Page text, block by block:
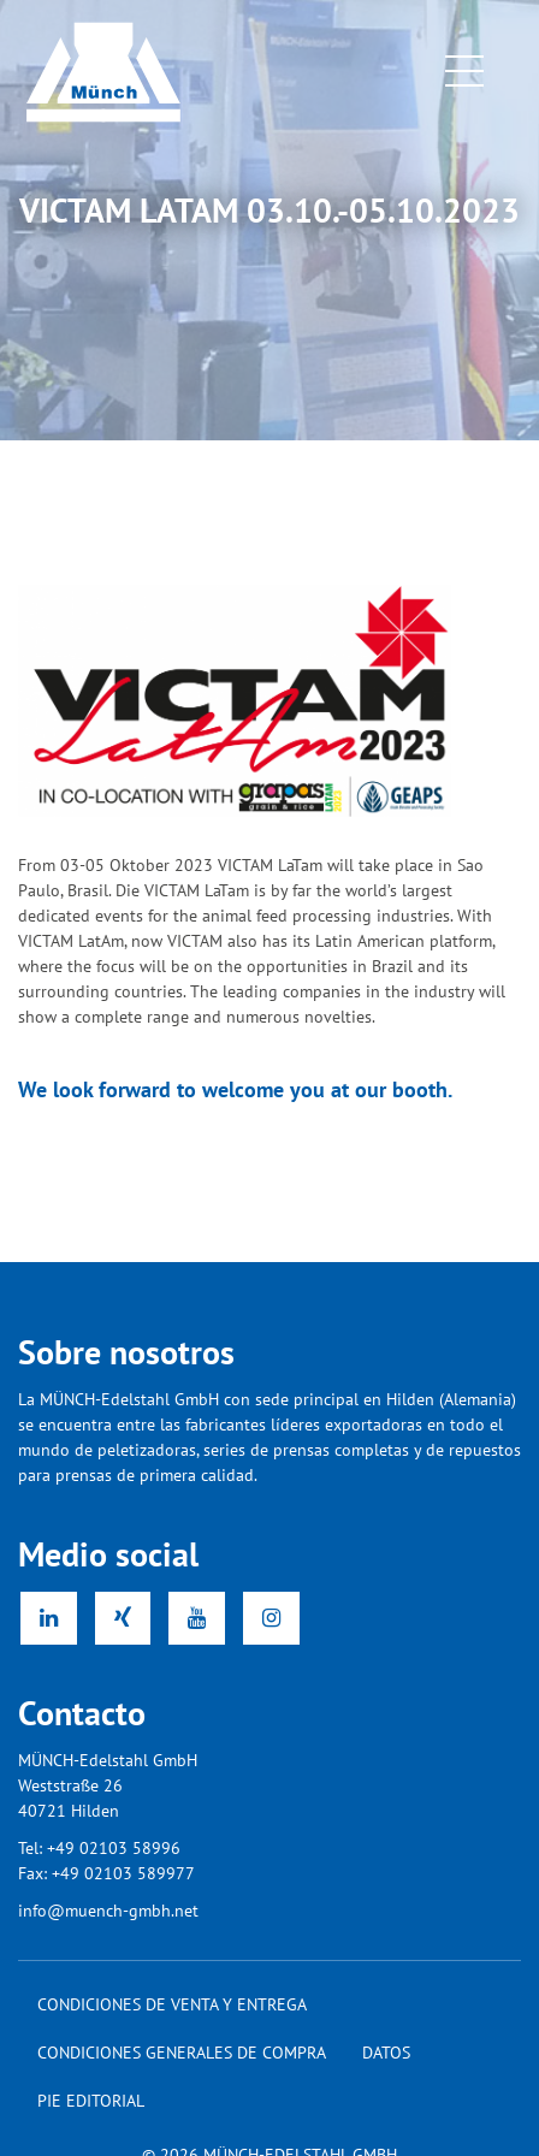
VICTAM LATAM 03.10.-05.10.2023
From 03-05 Oktober 2023 VICTAM LaTam will take place in Sao
Paulo, Brasil. Die VICTAM LaTam is by far the world’s largest
dedicated events for the animal feed processing industries. With
VICTAM LatAm, now VICTAM also has its Latin American platform,
where the focus will be on the opportunities in Brazil and its
surrounding countries. The leading companies in the industry will
show a complete range and numerous novelties.
We look forward to welcome you at our booth.
Sobre nosotros
La MÜNCH-Edelstahl GmbH con sede principal en Hilden (Alemania)
se encuentra entre las fabricantes líderes exportadoras en todo el
mundo de peletizadoras, series de prensas completas y de repuestos
para prensas de primera calidad.
Medio social
Contacto
MÜNCH-Edelstahl GmbH
Weststraße 26
40721 Hilden
Tel: +49 02103 58996
Fax: +49 02103 589977
info@muench-gmbh.net
CONDICIONES DE VENTA Y ENTREGA
CONDICIONES GENERALES DE COMPRA DATOS
PIE EDITORIAL